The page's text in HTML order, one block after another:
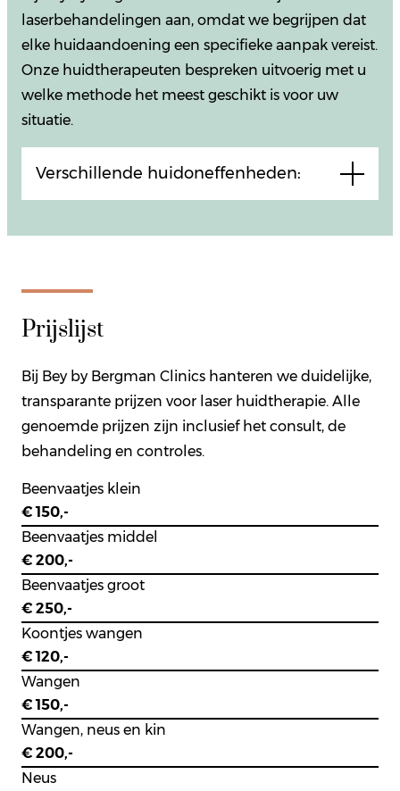
laserbehandelingen aan, omdat we begrijpen dat
elke huidaandoening een specifieke aanpak vereist.
Onze huidtherapeuten bespreken uitvoerig met u
welke methode het meest geschikt is voor uw
situatie.
Verschillende huidoneffenheden:
Prijslijst
Bij Bey by Bergman Clinics hanteren we duidelijke,
transparante prijzen voor laser huidtherapie. Alle
genoemde prijzen zijn inclusief het consult, de
behandeling en controles.
Beenvaatjes klein
€ 150,-
Beenvaatjes middel
€ 200,-
Beenvaatjes groot
€ 250,-
Koontjes wangen
€ 120,-
Wangen
€ 150,-
Wangen, neus en kin
€ 200,-
Neus